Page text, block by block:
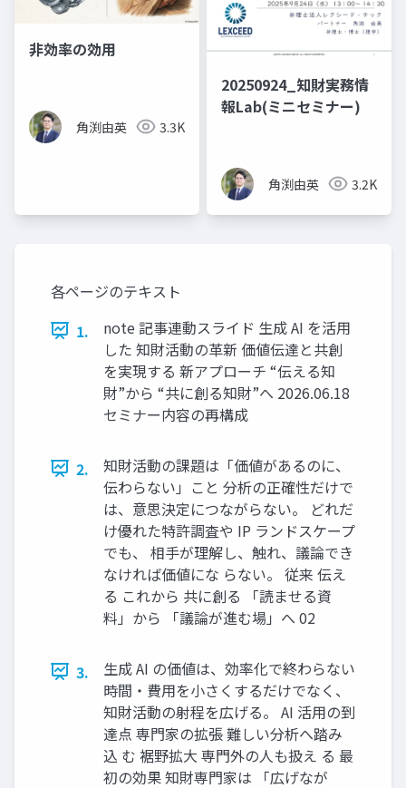
非効率の効用
角渕由英 3.3K
20250924_知財実務情
報Lab(ミニセミナー)
角渕由英 3.2K
各ページのテキスト
1.
note 記事連動スライド 生成 AI を活用
した 知財活動の革新 価値伝達と共創
を実現する 新アプローチ “伝える知
財”から “共に創る知財”へ 2026.06.18
セミナー内容の再構成
2.
知財活動の課題は「価値があるのに、
伝わらない」こと 分析の正確性だけで
は、意思決定につながらない。 どれだ
け優れた特許調査や IP ランドスケープ
でも、 相手が理解し、触れ、議論でき
なければ価値にな らない。 従来 伝え
る これから 共に創る 「読ませる資
料」から 「議論が進む場」へ 02
3.
生成 AI の価値は、効率化で終わらない
時間・費用を小さくするだけでなく、
知財活動の射程を広げる。 AI 活用の到
達点 専門家の拡張 難しい分析へ踏み
込 む 裾野拡大 専門外の人も扱え る 最
初の効果 知財専門家は 「広げなが